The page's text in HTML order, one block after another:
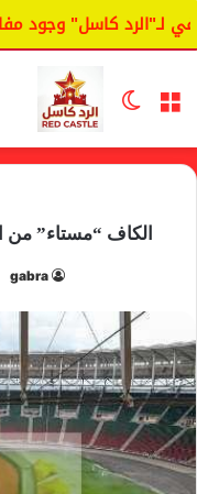
كاسل" وجود
القائمة الوضع المظلم
الكاف “مستاء” من
gabra